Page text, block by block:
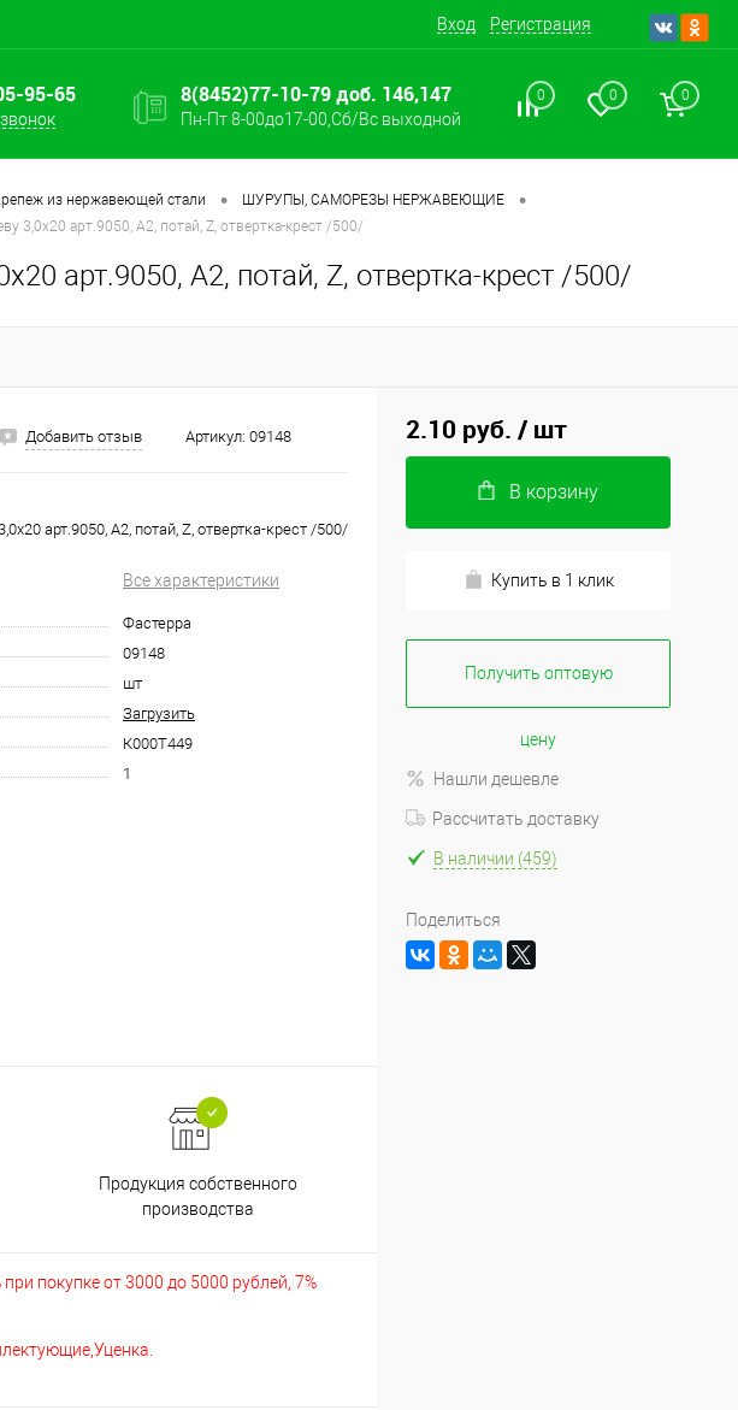
Вход Регистрация
95-65 8(8452)77-10-79 доб. 146,147
Пн-Пт 8-00до17-00,Сб/Вс выходной
0 0 0
из нержавеющей стали • ШУРУПЫ, САМОРЕЗЫ НЕРЖАВЕЮЩИЕ •
3,0х20 арт.9050, А2, потай, Z, отвертка-крест /500/
арт.9050, А2, потай, Z, отвертка-крест /500/
Добавить отзыв Артикул: 09148
арт.9050, А2, потай, Z, отвертка-крест /500/
Все характеристики
Фастерра
09148
шт
Загрузить
К000Т449
1
Продукция собственного
производства
покупке от 3000 до 5000 рублей, 7%
2.10 руб. / шт
В корзину
Купить в 1 клик
Получить оптовую
цену
Нашли дешевле
Рассчитать доставку
В наличии (459)
Поделиться